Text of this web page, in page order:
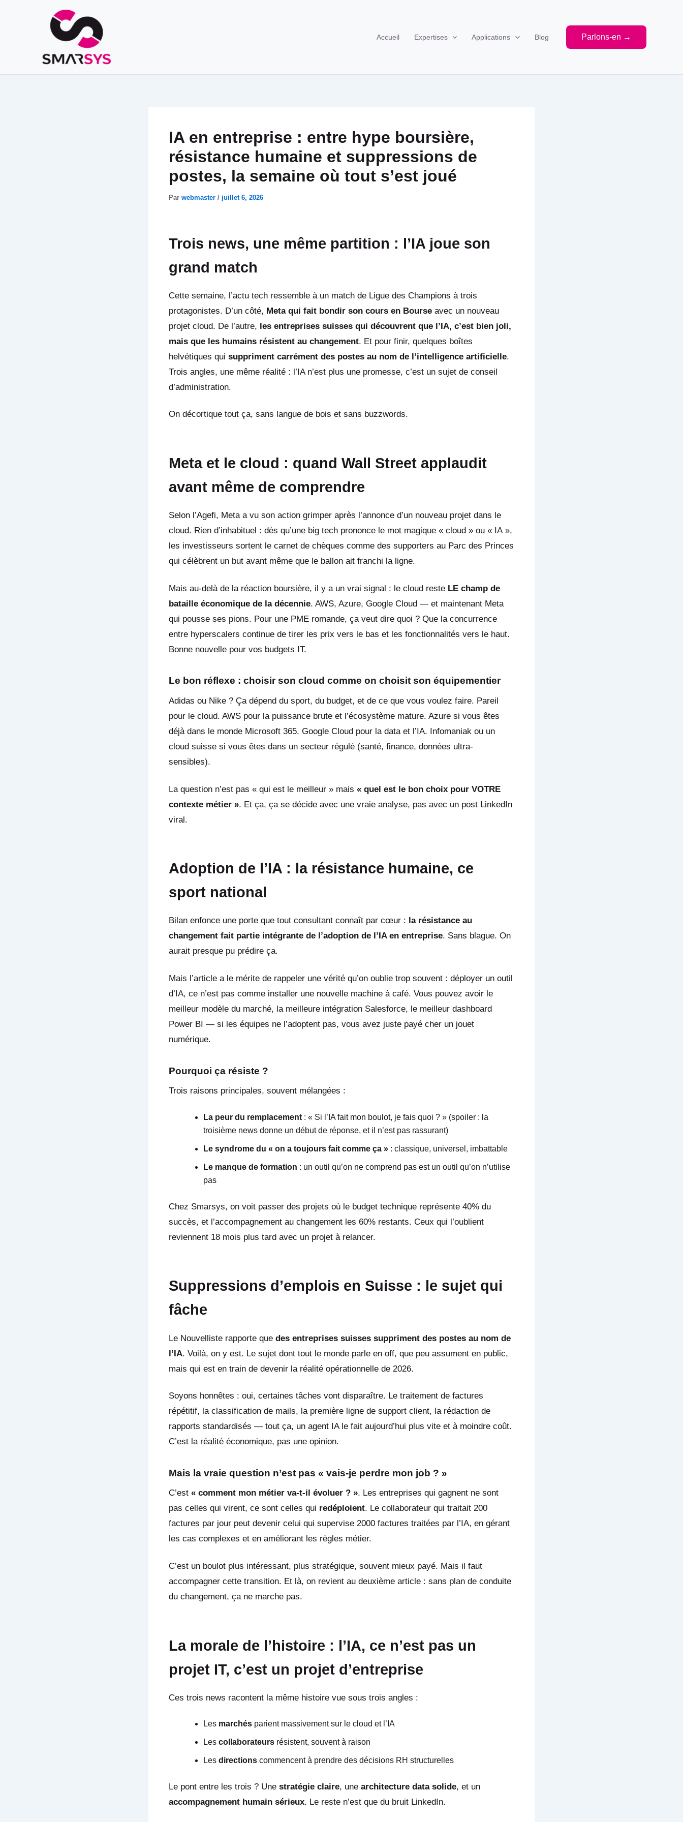
Accueil Expertises Applications Blog Parlons-en →
IA en entreprise : entre hype boursière,
résistance humaine et suppressions de
postes, la semaine où tout s’est joué
Par webmaster / juillet 6, 2026
Trois news, une même partition : l’IA joue son
grand match
Cette semaine, l’actu tech ressemble à un match de Ligue des Champions à trois
protagonistes. D’un côté, Meta qui fait bondir son cours en Bourse avec un nouveau
projet cloud. De l’autre, les entreprises suisses qui découvrent que l’IA, c’est bien joli,
mais que les humains résistent au changement. Et pour finir, quelques boîtes
helvétiques qui suppriment carrément des postes au nom de l’intelligence artificielle.
Trois angles, une même réalité : l’IA n’est plus une promesse, c’est un sujet de conseil
d’administration.
On décortique tout ça, sans langue de bois et sans buzzwords.
Meta et le cloud : quand Wall Street applaudit
avant même de comprendre
Selon l’Agefi, Meta a vu son action grimper après l’annonce d’un nouveau projet dans le
cloud. Rien d’inhabituel : dès qu’une big tech prononce le mot magique « cloud » ou « IA »,
les investisseurs sortent le carnet de chèques comme des supporters au Parc des Princes
qui célèbrent un but avant même que le ballon ait franchi la ligne.
Mais au-delà de la réaction boursière, il y a un vrai signal : le cloud reste LE champ de
bataille économique de la décennie. AWS, Azure, Google Cloud — et maintenant Meta
qui pousse ses pions. Pour une PME romande, ça veut dire quoi ? Que la concurrence
entre hyperscalers continue de tirer les prix vers le bas et les fonctionnalités vers le haut.
Bonne nouvelle pour vos budgets IT.
Le bon réflexe : choisir son cloud comme on choisit son équipementier
Adidas ou Nike ? Ça dépend du sport, du budget, et de ce que vous voulez faire. Pareil
pour le cloud. AWS pour la puissance brute et l’écosystème mature. Azure si vous êtes
déjà dans le monde Microsoft 365. Google Cloud pour la data et l’IA. Infomaniak ou un
cloud suisse si vous êtes dans un secteur régulé (santé, finance, données ultra-
sensibles).
La question n’est pas « qui est le meilleur » mais « quel est le bon choix pour VOTRE
contexte métier ». Et ça, ça se décide avec une vraie analyse, pas avec un post LinkedIn
viral.
Adoption de l’IA : la résistance humaine, ce
sport national
Bilan enfonce une porte que tout consultant connaît par cœur : la résistance au
changement fait partie intégrante de l’adoption de l’IA en entreprise. Sans blague. On
aurait presque pu prédire ça.
Mais l’article a le mérite de rappeler une vérité qu’on oublie trop souvent : déployer un outil
d’IA, ce n’est pas comme installer une nouvelle machine à café. Vous pouvez avoir le
meilleur modèle du marché, la meilleure intégration Salesforce, le meilleur dashboard
Power BI — si les équipes ne l’adoptent pas, vous avez juste payé cher un jouet
numérique.
Pourquoi ça résiste ?
Trois raisons principales, souvent mélangées :
La peur du remplacement : « Si l’IA fait mon boulot, je fais quoi ? » (spoiler : la
troisième news donne un début de réponse, et il n’est pas rassurant)
Le syndrome du « on a toujours fait comme ça » : classique, universel, imbattable
Le manque de formation : un outil qu’on ne comprend pas est un outil qu’on n’utilise
pas
Chez Smarsys, on voit passer des projets où le budget technique représente 40% du
succès, et l’accompagnement au changement les 60% restants. Ceux qui l’oublient
reviennent 18 mois plus tard avec un projet à relancer.
Suppressions d’emplois en Suisse : le sujet qui
fâche
Le Nouvelliste rapporte que des entreprises suisses suppriment des postes au nom de
l’IA. Voilà, on y est. Le sujet dont tout le monde parle en off, que peu assument en public,
mais qui est en train de devenir la réalité opérationnelle de 2026.
Soyons honnêtes : oui, certaines tâches vont disparaître. Le traitement de factures
répétitif, la classification de mails, la première ligne de support client, la rédaction de
rapports standardisés — tout ça, un agent IA le fait aujourd’hui plus vite et à moindre coût.
C’est la réalité économique, pas une opinion.
Mais la vraie question n’est pas « vais-je perdre mon job ? »
C’est « comment mon métier va-t-il évoluer ? ». Les entreprises qui gagnent ne sont
pas celles qui virent, ce sont celles qui redéploient. Le collaborateur qui traitait 200
factures par jour peut devenir celui qui supervise 2000 factures traitées par l’IA, en gérant
les cas complexes et en améliorant les règles métier.
C’est un boulot plus intéressant, plus stratégique, souvent mieux payé. Mais il faut
accompagner cette transition. Et là, on revient au deuxième article : sans plan de conduite
du changement, ça ne marche pas.
La morale de l’histoire : l’IA, ce n’est pas un
projet IT, c’est un projet d’entreprise
Ces trois news racontent la même histoire vue sous trois angles :
Les marchés parient massivement sur le cloud et l’IA
Les collaborateurs résistent, souvent à raison
Les directions commencent à prendre des décisions RH structurelles
Le pont entre les trois ? Une stratégie claire, une architecture data solide, et un
accompagnement humain sérieux. Le reste n’est que du bruit LinkedIn.